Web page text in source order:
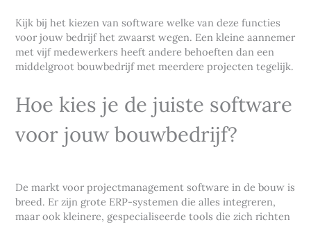
Kijk bij het kiezen van software welke van deze functies
voor jouw bedrijf het zwaarst wegen. Een kleine aannemer
met vijf medewerkers heeft andere behoeften dan een
middelgroot bouwbedrijf met meerdere projecten tegelijk.
Hoe kies je de juiste software
voor jouw bouwbedrijf?
De markt voor projectmanagement software in de bouw is
breed. Er zijn grote ERP-systemen die alles integreren,
maar ook kleinere, gespecialiseerde tools die zich richten